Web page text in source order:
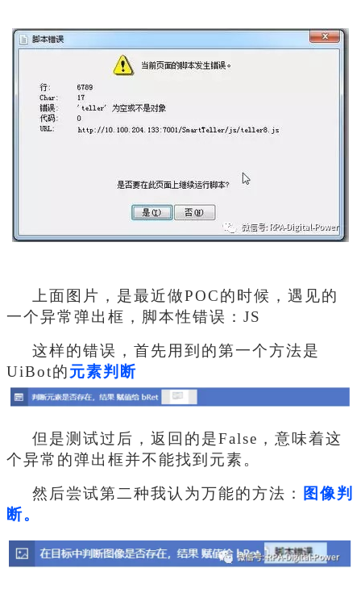
上面图片，是最近做POC的时候，遇见的
一个异常弹出框，脚本性错误：JS
这样的错误，首先用到的第一个方法是
UiBot的元素判断
但是测试过后，返回的是False，意味着这
个异常的弹出框并不能找到元素。
然后尝试第二种我认为万能的方法：
图像判
断。